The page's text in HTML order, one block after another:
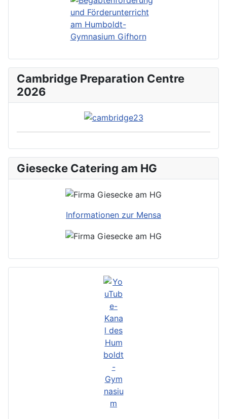
Cambridge Preparation Centre
2026
Giesecke Catering am HG
Informationen zur Mensa